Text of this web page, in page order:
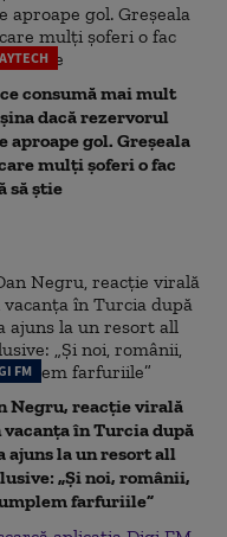
consumă mai mult
dacă rezervorul
aproape gol. Greșeala
mulți șoferi o fac
să știe
FM
Negru, reacție virală
vacanța în Turcia după
ajuns la un resort all
„Și noi, românii,
farfuriile”